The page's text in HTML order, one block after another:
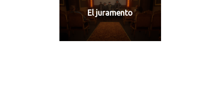
El juramento